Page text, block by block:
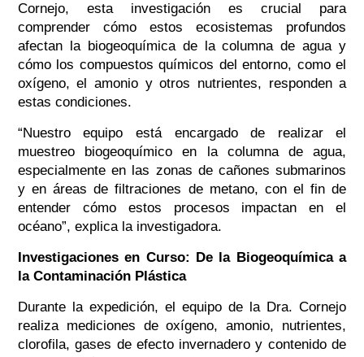
Cornejo, esta investigación es crucial para
comprender cómo estos ecosistemas profundos
afectan la biogeoquímica de la columna de agua y
cómo los compuestos químicos del entorno, como el
oxígeno, el amonio y otros nutrientes, responden a
estas condiciones.
“Nuestro equipo está encargado de realizar el
muestreo biogeoquímico en la columna de agua,
especialmente en las zonas de cañones submarinos
y en áreas de filtraciones de metano, con el fin de
entender cómo estos procesos impactan en el
océano”, explica la investigadora.
Investigaciones en Curso: De la Biogeoquímica a
la Contaminación Plástica
Durante la expedición, el equipo de la Dra. Cornejo
realiza mediciones de oxígeno, amonio, nutrientes,
clorofila, gases de efecto invernadero y contenido de